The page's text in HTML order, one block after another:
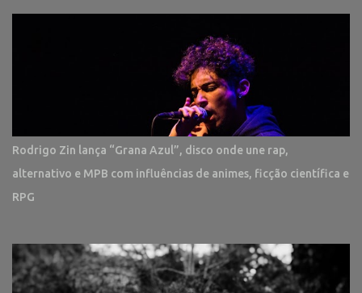
Rodrigo Zin lança “Grana Azul”, disco onde une rap,
alternativo e MPB com influências de animes, ficção científica e
RPG